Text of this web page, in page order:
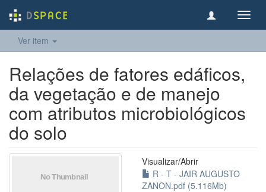
Ver item
Relações de fatores edáficos,
da vegetação e de manejo
com atributos microbiológicos
do solo
Visualizar/Abrir
R - T - JAIR AUGUSTO
ZANON.pdf (5.116Mb)